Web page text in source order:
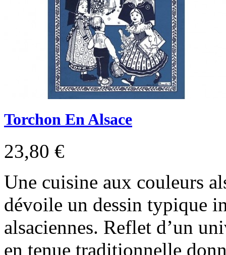
Torchon En Alsace
23,80 €
Une cuisine aux couleurs
dévoile un dessin typique
alsaciennes. Reflet d’un
en tenue traditionnelle